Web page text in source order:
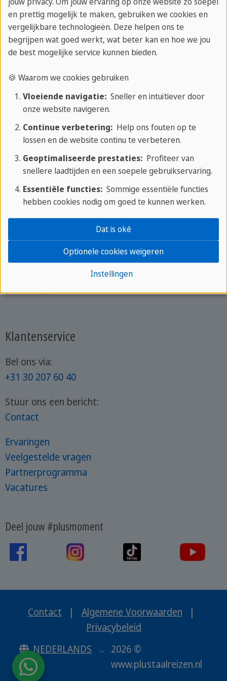
Over PLUS Taalreizen
Aanbiedingen
Onze voordelen
✔ Uitstekende service en steun
✔ 40 jaar ervaring in het onderwijzen van talen
✔ All-inclusive - genieten van een taalcursus
✔ 30 van onze eigen taalscholen op exclusieve
locaties
Top zoektermen
Taalreizen volwassenen
Engels leren in Malta
Spaans leren in Spanje
Schoolreizen
Klantenservice
Bel ons via:
+31 30 207 60 40
Stuur ons een bericht:
Contact
Ervaringen
Veelgestelde vragen
Partnerprogramma
Vacatures
Deel jouw #plusmoment
Contact | Algemene Voorwaarden
|
Privacybeleid
NEDERLANDS
2026 ©
www.plustaalreizen.nl
en prettig mogelijk te maken, gebruiken we cookies en
vergelijkbare technologieën. Deze helpen ons te
begrijpen wat goed werkt, wat beter kan en hoe we jou
de best mogelijke service kunnen bieden.
🍪 Waarom we cookies gebruiken
Vloeiende navigatie:Sneller en intuïtiever door
onze website navigeren.
Continue verbetering:Help ons fouten op te
lossen en de website continu te verbeteren.
Geoptimaliseerde prestaties:Profiteer van
snellere laadtijden en een soepele gebruikservaring.
Essentiële functies:Sommige essentiële functies
hebben cookies nodig om goed te kunnen werken.
Instellingen
Optionele cookies weigeren
Dat is oké